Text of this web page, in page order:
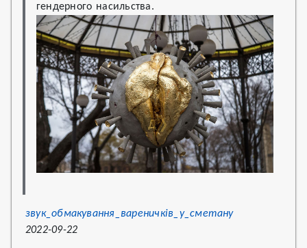
звук_обмакування_вареничків_у_сметану
2022-09-22